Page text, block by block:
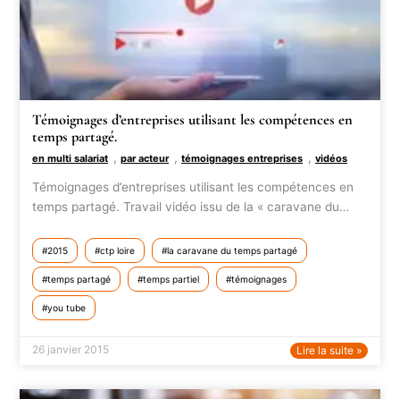
Témoignages d’entreprises utilisant les compétences en
temps partagé.
en multi salariat ,par acteur ,témoignages entreprises ,vidéos
Témoignages d’entreprises utilisant les compétences en
temps partagé. Travail vidéo issu de la « caravane du…
2015 ctp loire la caravane du temps partagé
temps partagé temps partiel témoignages
you tube
26 janvier 2015 Lire la suite »